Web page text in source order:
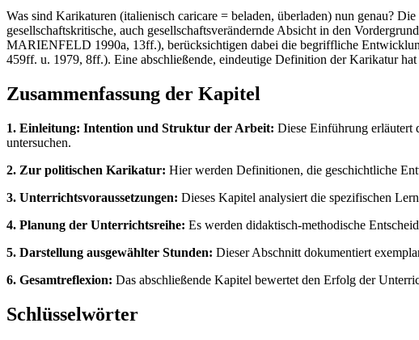
Was sind Karikaturen (italienisch caricare = beladen, überladen) nun genau?
gesellschaftskritische, auch gesellschaftsverändernde Absicht in den
MARIENFELD 1990a, 13ff.), berücksichtigen dabei die begriffliche
459ff. u. 1979, 8ff.). Eine abschließende, eindeutige Definition der Karikatur
Zusammenfassung der Kapitel
1. Einleitung: Intention und Struktur der Arbeit: Diese Einführung erläutert
untersuchen.
2. Zur politischen Karikatur: Hier werden Definitionen, die geschichtliche
3. Unterrichtsvoraussetzungen: Dieses Kapitel analysiert die spezifischen
4. Planung der Unterrichtsreihe: Es werden didaktisch-methodische
5. Darstellung ausgewählter Stunden: Dieser Abschnitt dokumentiert
6. Gesamtreflexion: Das abschließende Kapitel bewertet den Erfolg der
Schlüsselwörter